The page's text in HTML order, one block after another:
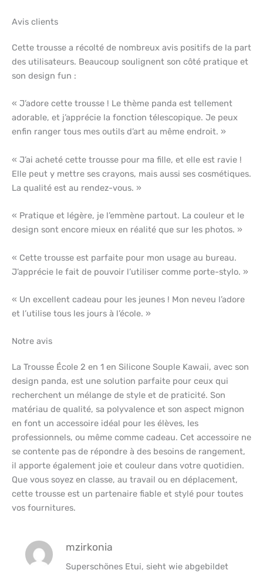
Avis clients
Cette trousse a récolté de nombreux avis positifs de la part
des utilisateurs. Beaucoup soulignent son côté pratique et
son design fun :
« J’adore cette trousse ! Le thème panda est tellement
adorable, et j’apprécie la fonction télescopique. Je peux
enfin ranger tous mes outils d’art au même endroit. »
« J’ai acheté cette trousse pour ma fille, et elle est ravie !
Elle peut y mettre ses crayons, mais aussi ses cosmétiques.
La qualité est au rendez-vous. »
« Pratique et légère, je l’emmène partout. La couleur et le
design sont encore mieux en réalité que sur les photos. »
« Cette trousse est parfaite pour mon usage au bureau.
J’apprécie le fait de pouvoir l’utiliser comme porte-stylo. »
« Un excellent cadeau pour les jeunes ! Mon neveu l’adore
et l’utilise tous les jours à l’école. »
Notre avis
La Trousse École 2 en 1 en Silicone Souple Kawaii, avec son
design panda, est une solution parfaite pour ceux qui
recherchent un mélange de style et de praticité. Son
matériau de qualité, sa polyvalence et son aspect mignon
en font un accessoire idéal pour les élèves, les
professionnels, ou même comme cadeau. Cet accessoire ne
se contente pas de répondre à des besoins de rangement,
il apporte également joie et couleur dans votre quotidien.
Que vous soyez en classe, au travail ou en déplacement,
cette trousse est un partenaire fiable et stylé pour toutes
vos fournitures.
mzirkonia
Superschönes Etui, sieht wie abgebildet